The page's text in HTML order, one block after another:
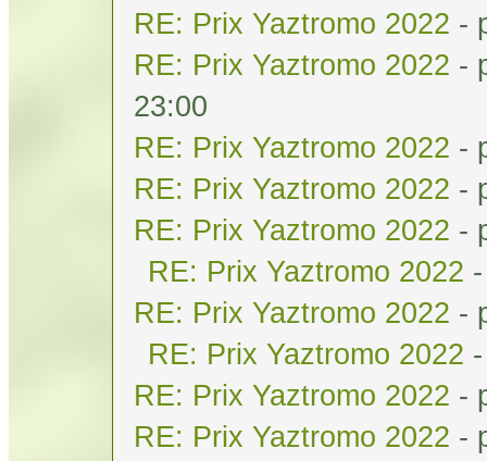
RE: Prix Yaztromo 2022 -
RE: Prix Yaztromo 2022 -
23:00
RE: Prix Yaztromo 2022 -
RE: Prix Yaztromo 2022 -
RE: Prix Yaztromo 2022 -
RE: Prix Yaztromo 2022
RE: Prix Yaztromo 2022 -
RE: Prix Yaztromo 2022
RE: Prix Yaztromo 2022 -
RE: Prix Yaztromo 2022 -